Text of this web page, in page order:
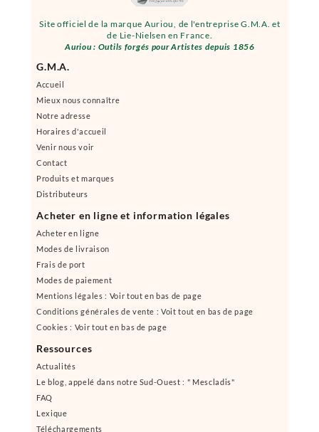
Site officiel de la marque Auriou, de l'entreprise G.M.A. et
de Lie-Nielsen en France.
Auriou : Outils forgés pour Artistes depuis 1856
G.M.A.
Accueil
Mieux nous connaître
Notre adresse
Horaires d'accueil
Venir nous voir
Contact
Produits et marques
Distributeurs
Acheter en ligne et information légales
Acheter en ligne
Modes de livraison
Frais de port
Modes de paiement
Mentions légales : Voir tout en bas de page
Conditions générales de vente : Voit tout en bas de page
Cookies : Voir tout en bas de page
Ressources
Actualités
Le blog, appelé dans notre Sud-Ouest : " Mescladis"
FAQ
Lexique
Téléchargements